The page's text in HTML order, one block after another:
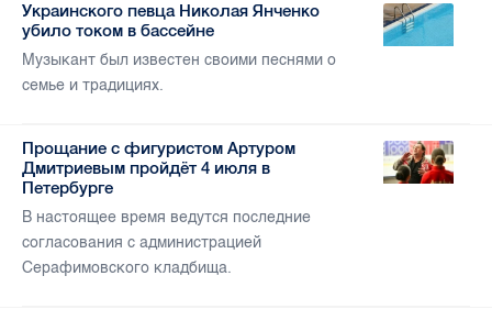
Украинского певца Николая Янченко
убило током в бассейне
Музыкант был известен своими песнями о
семье и традициях.
Прощание с фигуристом Артуром
Дмитриевым пройдёт 4 июля в
Петербурге
В настоящее время ведутся последние
согласования с администрацией
Серафимовского кладбища.